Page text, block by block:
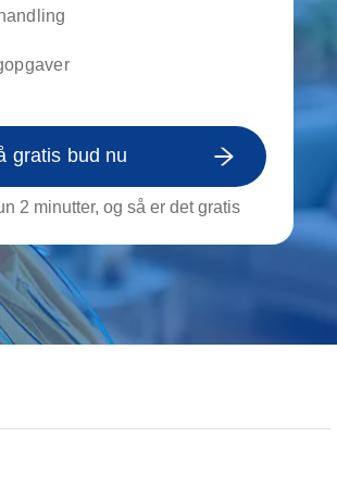
af tagrende
rengøring
gratis bud nu
2 minutter, og så er det gratis